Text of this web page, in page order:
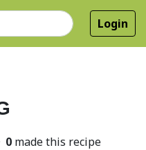
Login
0 made this recipe